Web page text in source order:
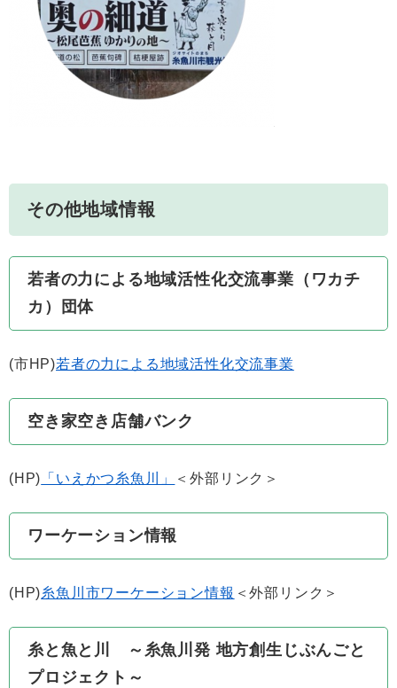
その他地域情報
若者の力による地域活性化交流事業（ワカチ
カ）団体
(市HP)若者の力による地域活性化交流事業
空き家空き店舗バンク
(HP) 「いえかつ糸魚川」 ＜外部リンク＞
ワーケーション情報
(HP)糸魚川市ワーケーション情報 ＜外部リンク＞
糸と魚と川 ～糸魚川発 地方創生じぶんごと
プロジェクト～